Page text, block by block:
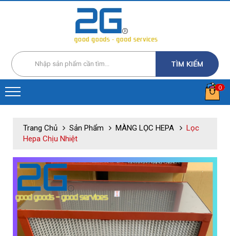
TÌM KIẾM
0
Trang Chủ Sản Phẩm MÀNG LỌC HEPA
Lọc
Hepa Chịu Nhiệt